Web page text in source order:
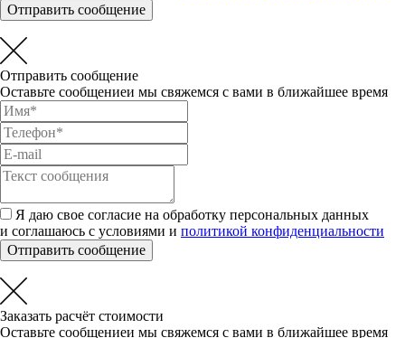
Отправить сообщение
Отправить сообщение
Оставьте сообщениеи мы свяжемся с вами в ближайшее время
Я даю свое согласие на обработку персональных данных
и соглашаюсь с условиями и политикой конфиденциальности
Отправить сообщение
Заказать расчёт стоимости
Оставьте сообщениеи мы свяжемся с вами в ближайшее время